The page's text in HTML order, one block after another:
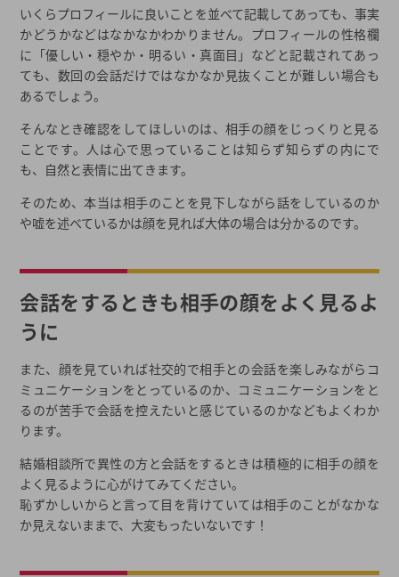
いくらプロフィールに良いことを並べて記載してあっても、事実
かどうかなどはなかなかわかりません。プロフィールの性格欄
に「優しい・穏やか・明るい・真面目」などと記載されてあっ
ても、数回の会話だけではなかなか見抜くことが難しい場合も
あるでしょう。
そんなとき確認をしてほしいのは、相手の顔をじっくりと見る
ことです。人は心で思っていることは知らず知らずの内にで
も、自然と表情に出てきます。
そのため、本当は相手のことを見下しながら話をしているのか
や嘘を述べているかは顔を見れば大体の場合は分かるのです。
会話をするときも相手の顔をよく見るよ
うに
また、顔を見ていれば社交的で相手との会話を楽しみながらコ
ミュニケーションをとっているのか、コミュニケーションをと
るのが苦手で会話を控えたいと感じているのかなどもよくわか
ります。
結婚相談所で異性の方と会話をするときは積極的に相手の顔を
よく見るように心がけてみてください。
恥ずかしいからと言って目を背けていては相手のことがなかな
か見えないままで、大変もったいないです！